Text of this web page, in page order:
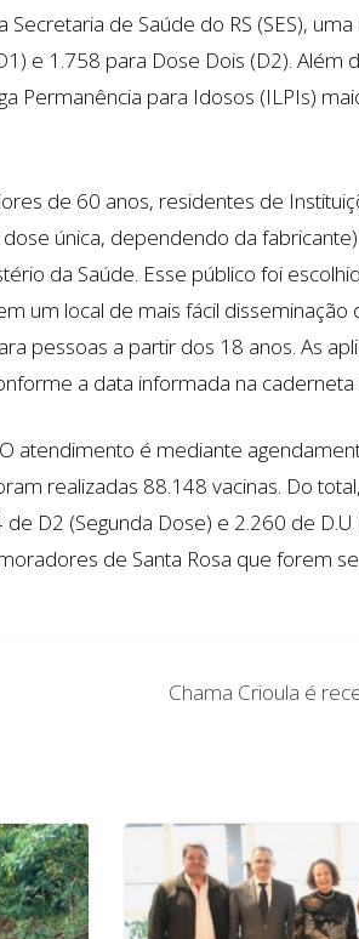
de Saúde do RS (SES),
e 1.758 para Dose Dois (D2). Além
Permanência para Idosos (ILPIs)
de 60 anos, residentes de
única, dependendo da
da Saúde. Esse público foi
um local de mais fácil disseminação
pessoas a partir dos 18 anos. As
a data informada na caderneta
atendimento é mediante
realizadas 88.148 vacinas. Do
D2 (Segunda Dose) e 2.260 de D.U
de Santa Rosa que forem
Chama Crioula é